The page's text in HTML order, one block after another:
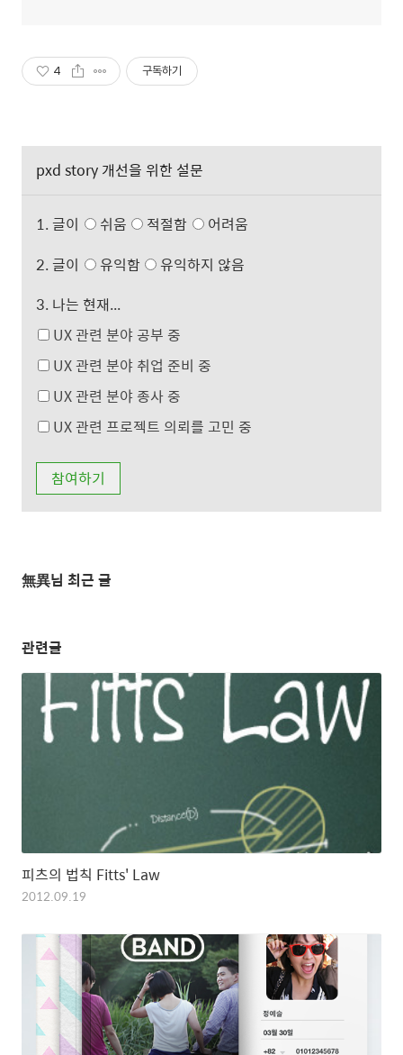
4 구독하기
pxd story 개선을 위한 설문
1. 글이 쉬움 적절함
어려움
2. 글이
유익함
유익하지 않음
3. 나는 현재...
UX 관련 분야 공부 중
UX 관련 분야 취업 준비 중
UX 관련 분야 종사 중
UX 관련 프로젝트 의뢰를 고민 중
無異님 최근 글
관련글
피츠의 법칙 Fitts' Law
2012.09.19